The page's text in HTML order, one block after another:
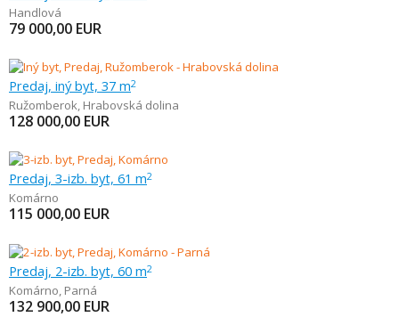
Handlová
79 000,00 EUR
Predaj, iný byt, 37 m2
Ružomberok, Hrabovská dolina
128 000,00 EUR
Predaj, 3-izb. byt, 61 m2
Komárno
115 000,00 EUR
Predaj, 2-izb. byt, 60 m2
Komárno, Parná
132 900,00 EUR